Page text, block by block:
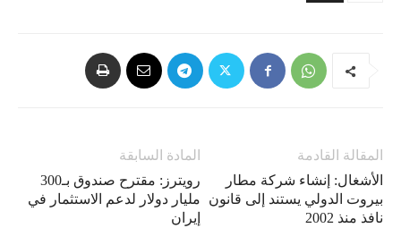
المادة السابقة
رويترز: مقترح صندوق بـ300
مليار دولار لدعم الاستثمار في
إيران
المقالة القادمة
الأشغال: إنشاء شركة مطار
بيروت الدولي يستند إلى قانون
نافذ منذ 2002